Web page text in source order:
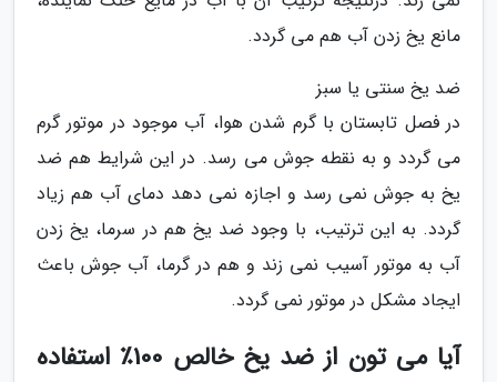
مانع یخ زدن آب هم می گردد.
ضد یخ سنتی یا سبز
در فصل تابستان با گرم شدن هوا، آب موجود در موتور گرم
می گردد و به نقطه جوش می رسد. در این شرایط هم ضد
یخ به جوش نمی رسد و اجازه نمی دهد دمای آب هم زیاد
گردد. به این ترتیب، با وجود ضد یخ هم در سرما، یخ زدن
آب به موتور آسیب نمی زند و هم در گرما، آب جوش باعث
ایجاد مشکل در موتور نمی گردد.
آیا می تون از ضد یخ خالص 100٪ استفاده